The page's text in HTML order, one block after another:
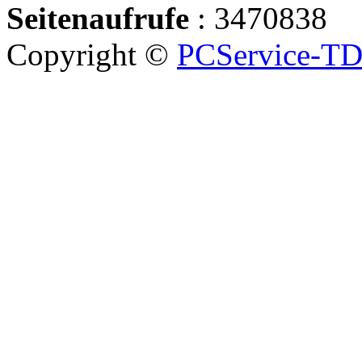
Seitenaufrufe : 3470838
Copyright © PCService-TD